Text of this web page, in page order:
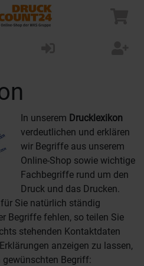
In unserem Drucklexikon
verdeutlichen und erklären
wir Begriffe aus unserem
Online-Shop sowie wichtige
Fachbegriffe rund um den
Druck und das Drucken.
Sie natürlich ständig
Begriffe fehlen, so teilen Sie
stehenden Kontaktdaten
anzeigen zu lassen,
Begriff: